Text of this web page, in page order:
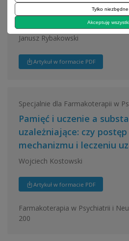
Janusz Rybakowski
Artykuł w formacie PDF
Specjalnie dla Farmakoterapii w
Pamięć i uczenie a
uzależniające: czy
mechanizmu i leczeniu
Wojciech Kostowski
Artykuł w formacie PDF
Farmakoterapia w Psychiatrii i
200
Tylko niezbędne
Akceptuję